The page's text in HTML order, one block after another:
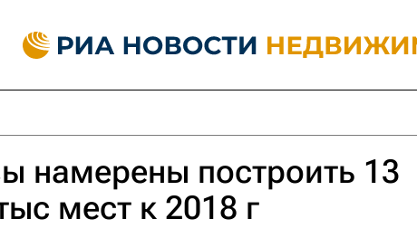
намерены построить 13
мест к 2018 г